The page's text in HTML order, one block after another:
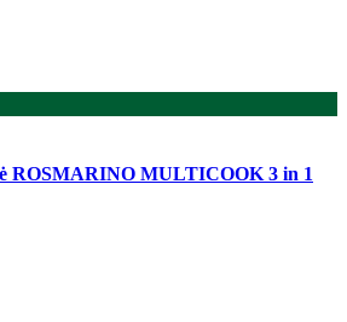
ROSMARINO MULTICOOK 3 in 1